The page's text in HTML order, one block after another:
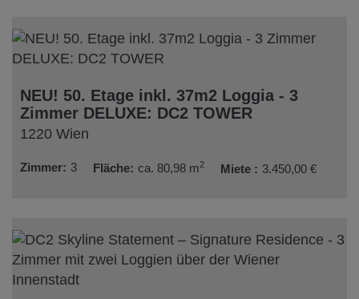
NEU! 50. Etage inkl. 37m2 Loggia - 3
Zimmer DELUXE: DC2 TOWER
1220 Wien
Zimmer 3 Fläche ca. 80,98 m2 Miete 3.450,00 €